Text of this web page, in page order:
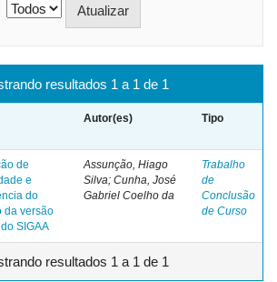
resultados 1 a 1 de 1
Autor(es) Tipo
de
e
do
da versão
SIGAA
Assunção, Hiago
Silva; Cunha, José
Gabriel Coelho da
Trabalho
de
Conclusão
de Curso
resultados 1 a 1 de 1